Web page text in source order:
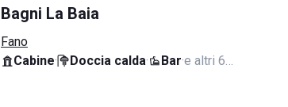
Bagni La Baia
Fano
Cabine· Doccia calda· Bar·e altri 6…